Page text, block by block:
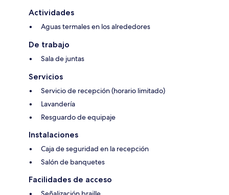
Actividades
Aguas termales en los alrededores
De trabajo
Sala de juntas
Servicios
Servicio de recepción (horario limitado)
Lavandería
Resguardo de equipaje
Instalaciones
Caja de seguridad en la recepción
Salón de banquetes
Facilidades de acceso